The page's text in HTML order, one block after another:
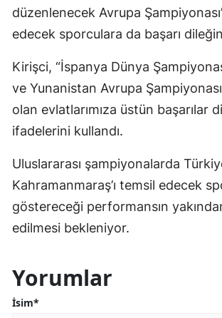
düzenlenecek Avrupa
edecek sporculara da başarı
Kirişci, “İspanya Dünya
ve Yunanistan Avrupa
olan evlatlarımıza üstün başarılar
ifadelerini kullandı.
Uluslararası şampiyonalarda
Kahramanmaraş’ı temsil edecek
göstereceği performansın
edilmesi bekleniyor.
Yorumlar
İsim*